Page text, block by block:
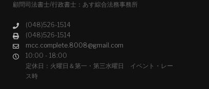
顧問司法書士/行政書士：あす綜合法務事務所
(048)526-1514
(048)526-1514
mcc.complete.8008@gmail.com
10:00 - 18:00
定休日：火曜日＆第一・第三水曜日 イベント・レー
ス時